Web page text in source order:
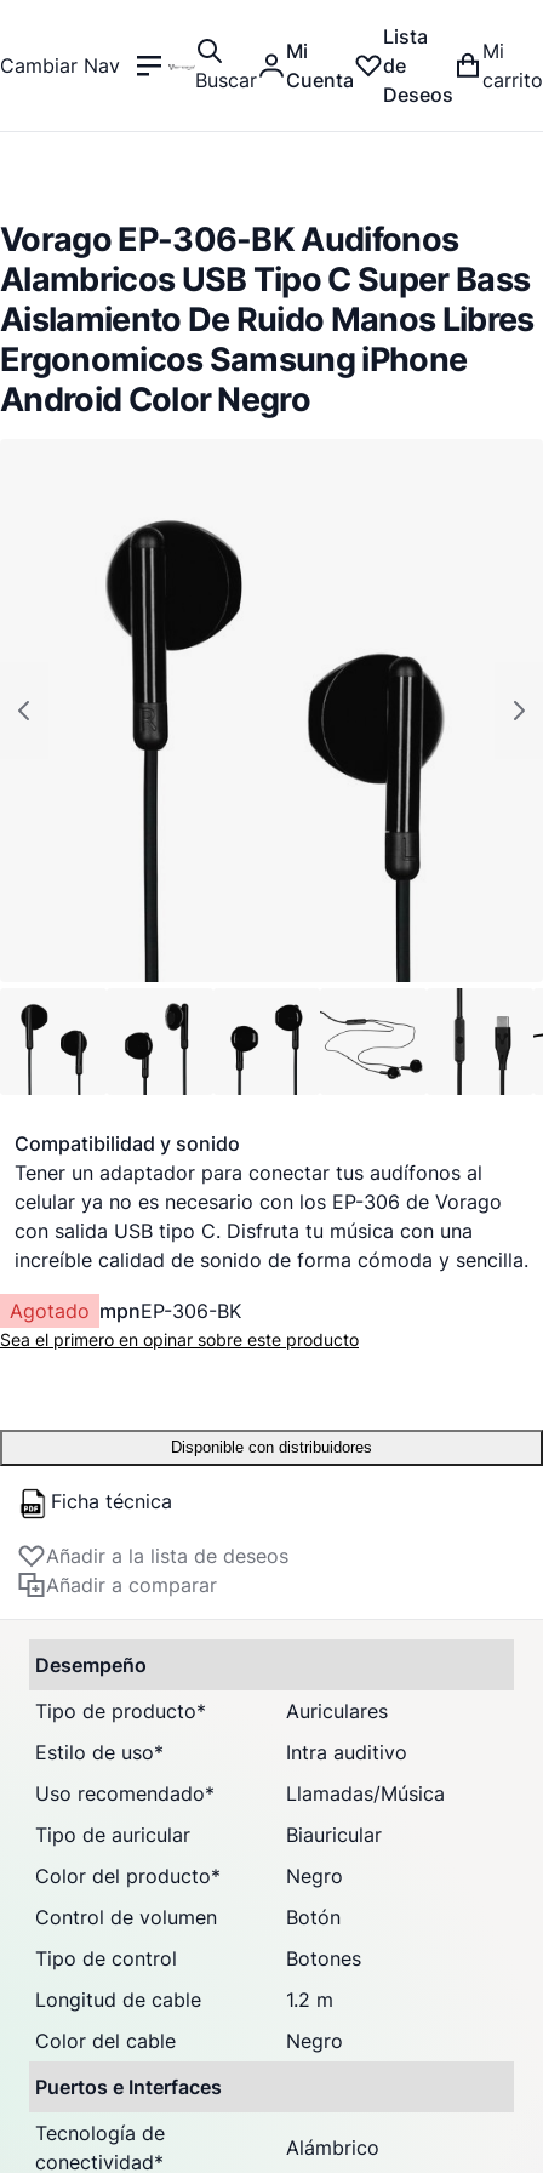
Cambiar Nav
Buscar
Mi
Cuenta
Lista
de
Deseos
Mi
carrito
Vorago EP-306-BK Audifonos
Alambricos USB Tipo C Super Bass
Aislamiento De Ruido Manos Libres
Ergonomicos Samsung iPhone
Android Color Negro
Compatibilidad y sonido
Tener un adaptador para conectar tus audífonos al
celular ya no es necesario con los EP-306 de Vorago
con salida USB tipo C. Disfruta tu música con una
increíble calidad de sonido de forma cómoda y sencilla.
Agotado mpnEP-306-BK
Sea el primero en opinar sobre este producto
Disponible con distribuidores
Ficha técnica
Añadir a la lista de deseos
Añadir a comparar
Desempeño
Tipo de producto*
Auriculares
Estilo de uso*
Intra auditivo
Uso recomendado*
Llamadas/Música
Tipo de auricular
Biauricular
Color del producto*
Negro
Control de volumen
Botón
Tipo de control
Botones
Longitud de cable
1.2 m
Color del cable
Negro
Puertos e Interfaces
Tecnología de
conectividad*
Alámbrico